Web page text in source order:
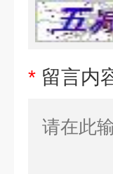
* 留言内